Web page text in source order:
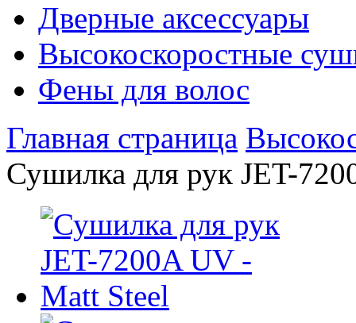
Дверные аксессуары
Высокоскоростные
Фены для волос
Главная страница
Сушилка для рук JET-